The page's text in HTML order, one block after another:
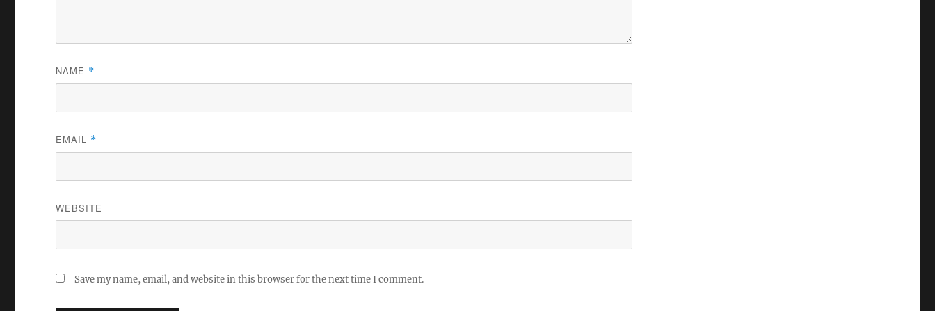
NAME *
EMAIL *
WEBSITE
Save my name, email, and website in this browser for the next time I comment.